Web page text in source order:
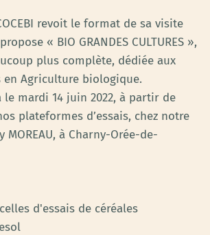
revoit le format de sa visite
« BIO GRANDES CULTURES »,
plus complète, dédiée aux
en Agriculture biologique.
le mardi 14 juin 2022, à partir de
plateformes d’essais, chez notre
MOREAU, à Charny-Orée-de-
d'essais de céréales